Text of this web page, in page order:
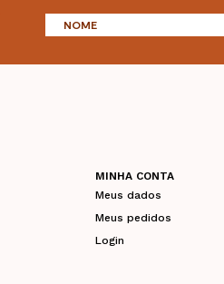
MINHA CONTA
Meus dados
Meus pedidos
Login